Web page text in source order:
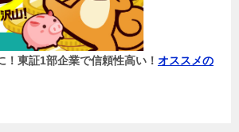
！東証1部企業で信頼性高い！ オススメの